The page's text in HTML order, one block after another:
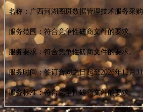
名称： 广西河湖图斑数据管理技术服务采购
服务范围：符合竞争性磋商文件的要求。
服务要求：符合竞争性磋商文件的要求。
服务时间：签订合同之日起至2026年12月31
服务标准：符合竞争性磋商文件的要求。